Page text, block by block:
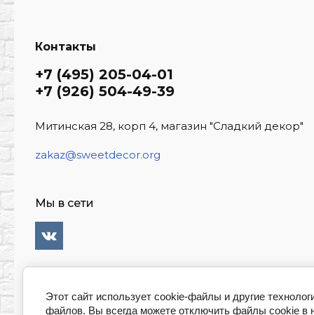
Контакты
+7 (495) 205-04-01
+7 (926) 504-49-39
Митинская 28, корп 4, магазин "Сладкий декор"
zakaz@sweetdecor.org
Мы в сети
Этот сайт использует cookie-файлы и другие
файлов. Вы всегда можете отключить файлы cookie в